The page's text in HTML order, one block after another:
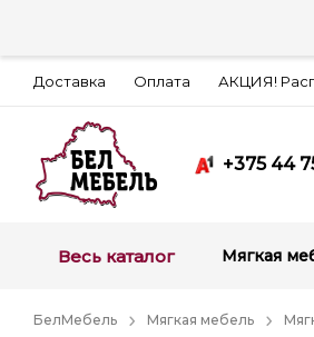
Доставка Оплата АКЦИЯ!
+375 44
Весь каталог Мягкая
БелМебель Мягкая мебель